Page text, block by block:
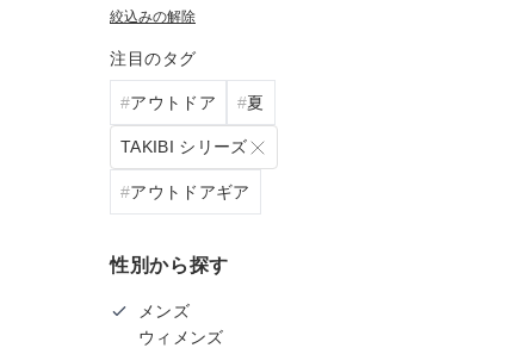
絞込みの解除
注目のタグ
アウトドア 夏
TAKIBI シリーズ
アウトドアギア
性別から探す
メンズ
ウィメンズ